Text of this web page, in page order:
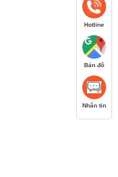
Hotline
Bản đồ
Nhắn tin